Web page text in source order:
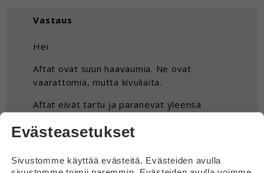
Vastaus
Hei
Aftat ovat suun haavaumia. Ne ovat
vaarattomia, mutta kivuliaita.
Aftat eivät tartu ja paranevat yleensä
Voit kysyä aftojen hoitoon neuvoja
Evästeasetukset
Sivustomme käyttää evästeitä. Evästeiden avulla